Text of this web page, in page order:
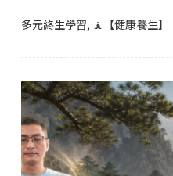
多元終生學習, 🧘【健康養生】